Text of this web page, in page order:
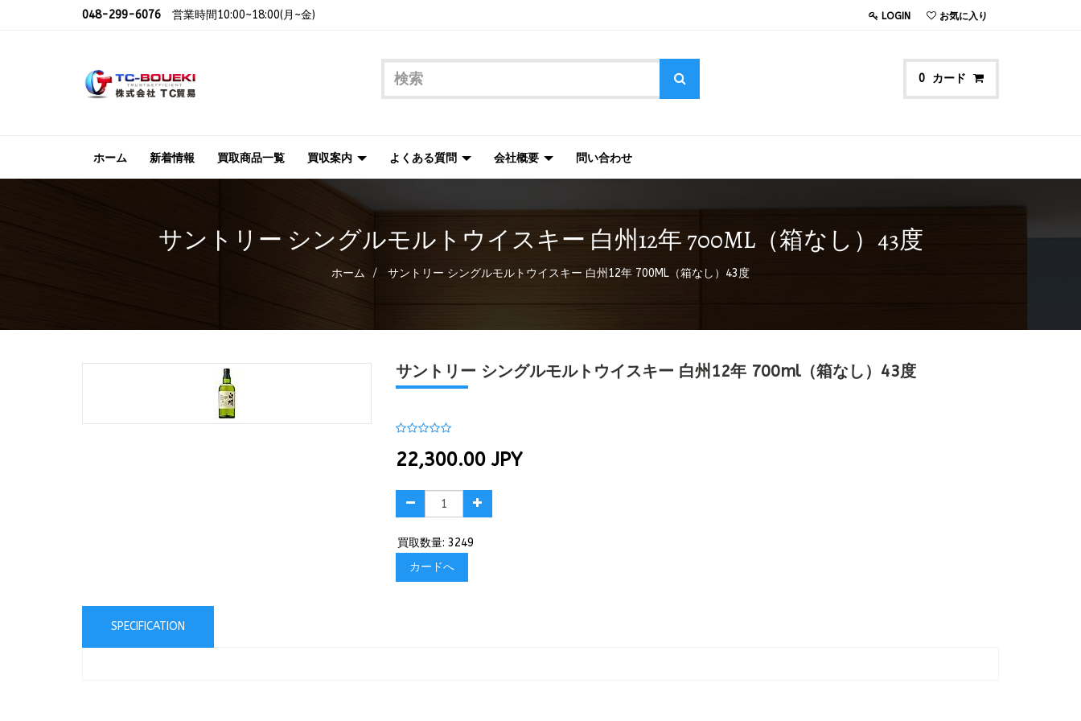
048-299-6076 営業時間10:00~18:00(月~金) LOGIN お気に入り
0 カード
ホーム 新着情報 買取商品一覧 買収案内 よくある質問 会社概要 問い合わせ
サントリー シングルモルトウイスキー 白州12年 700ML（箱なし）43度
ホーム サントリー シングルモルトウイスキー 白州12年 700ML（箱なし）43度
サントリー シングルモルトウイスキー 白州12年 700ml（箱なし）43度
22,300.00 JPY
買取数量: 3249
カードへ
SPECIFICATION